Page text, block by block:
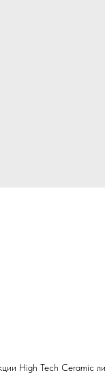
High Tech Ceramic